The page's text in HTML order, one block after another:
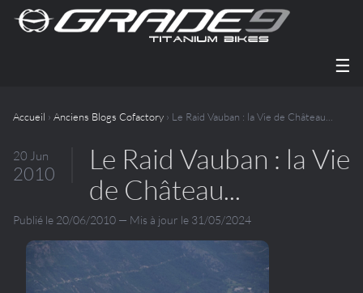
☰
Accueil › Anciens Blogs Cofactory › Le Raid Vauban : la Vie de Château...
20 Jun
2010
Le Raid Vauban : la Vie
de Château...
Publié le 20/06/2010 — Mis à jour le 31/05/2024